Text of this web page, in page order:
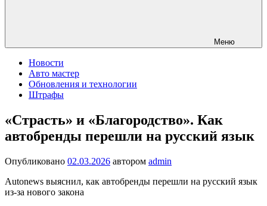
Меню
Новости
Авто мастер
Обновления и технологии
Штрафы
«Страсть» и «Благородство». Как
автобренды перешли на русский язык
Опубликовано 02.03.2026 автором admin
Autonews выяснил, как автобренды перешли на русский язык
из-за нового закона